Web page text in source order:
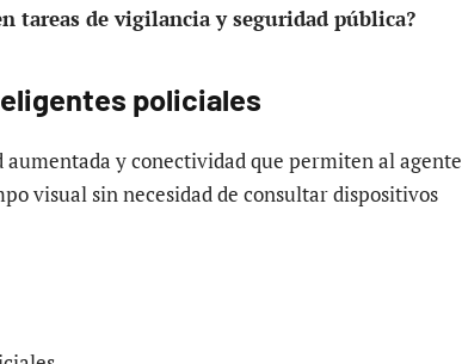
tareas de vigilancia y seguridad pública?
policiales
aumentada y conectividad que permiten al agente
visual sin necesidad de consultar dispositivos